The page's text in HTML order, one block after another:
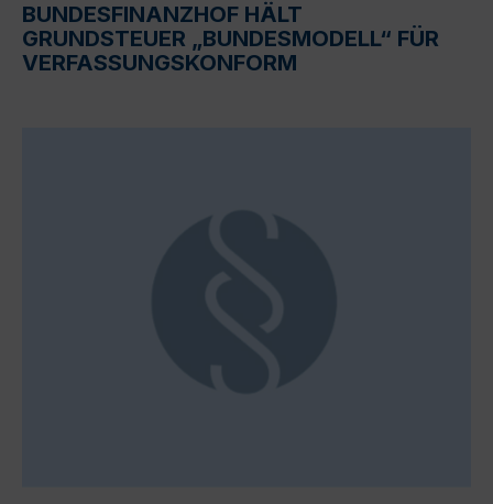
BUNDESFINANZHOF HÄLT
GRUNDSTEUER „BUNDESMODELL“ FÜR
VERFASSUNGSKONFORM